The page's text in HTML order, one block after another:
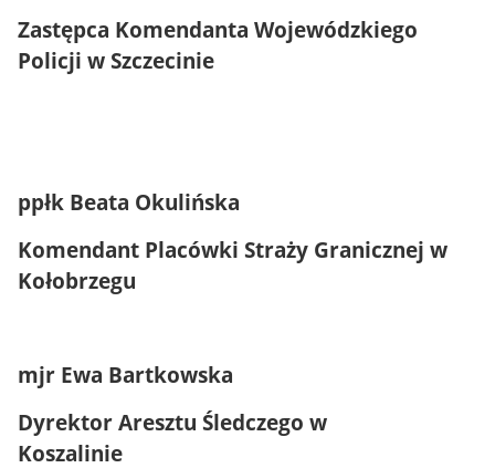
Zastępca Komendanta Wojewódzkiego
Policji w Szczecinie
ppłk Beata Okulińska
Komendant Placówki Straży Granicznej w
Kołobrzegu
mjr Ewa Bartkowska
Dyrektor Aresztu Śledczego w
Koszalinie